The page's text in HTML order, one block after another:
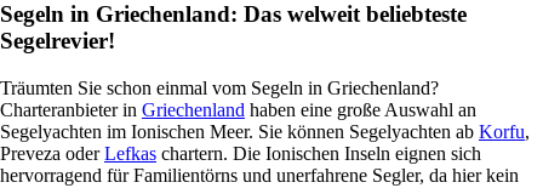
Segeln in Griechenland: Das welweit beliebteste
Segelrevier!
Träumten Sie schon einmal vom Segeln in Griechenland?
Charteranbieter in Griechenland haben eine große Auswahl an
Segelyachten im Ionischen Meer. Sie können Segelyachten ab Korfu,
Preveza oderLefkas chartern. Die Ionischen Inseln eignen sich
hervorragend für Familientörns und unerfahrene Segler, da hier kein